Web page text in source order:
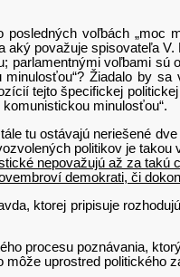
voľbách „moc
aký považuje spisovateľa V.
voľbami
Žiadalo by
tejto špecifickej
minulosťou“.
ostávajú neriešené dve
politikov je
nepovažujú až za takú
demokrati, či
ktorej pripisuje
poznávania,
uprostred